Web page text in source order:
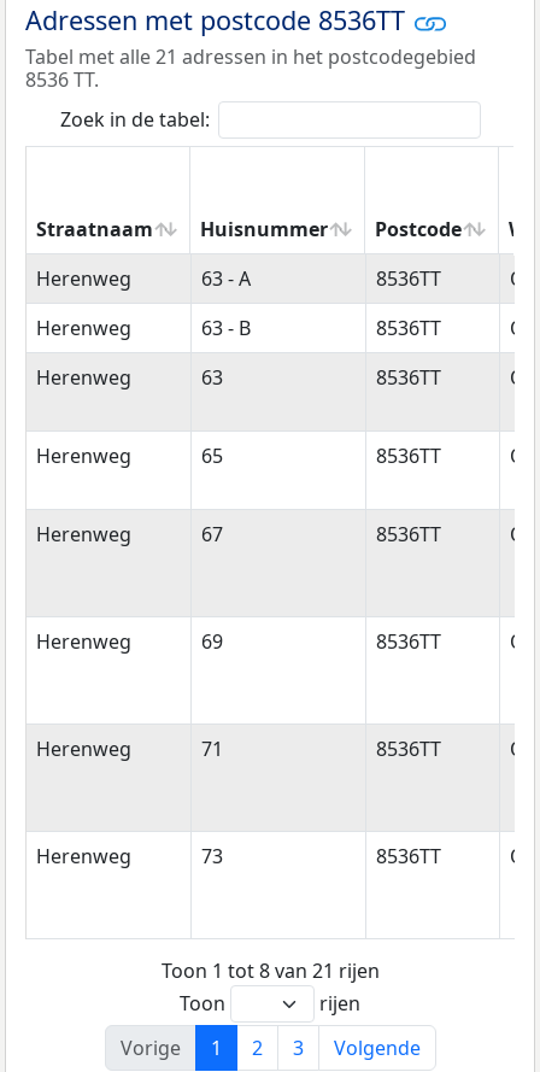
Adressen met postcode 8536TT
Tabel met alle 21 adressen in het postcodegebied
8536 TT.
Zoek in de tabel:
Straatnaam Huisnummer Postcode
Straatnaam
Huisnummer Postcode
Herenweg 63 - A 8536TT
Herenweg
63 - B 8536TT
Herenweg
63 8536TT
Herenweg 65 8536TT
Herenweg 67 8536TT
Herenweg 69 8536TT
Herenweg 71 8536TT
Herenweg 73 8536TT
Toon 1 tot 8 van 21 rijen
Toon
rijen
Vorige
1 2 3 Volgende